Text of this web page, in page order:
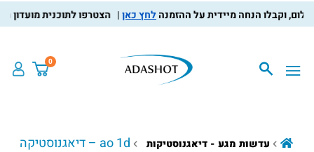
לחץ כאן הצטרפו לתוכנית מועדון
0
עדשות מגע - דיאגנוסטיקות ao 1d – דיאגנוסטיקה